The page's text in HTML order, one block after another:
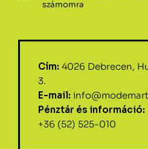
számomra
Cím: 4026 Debrecen,
3.
E-mail:
Pénztár és információ:
+36 (52) 525-010